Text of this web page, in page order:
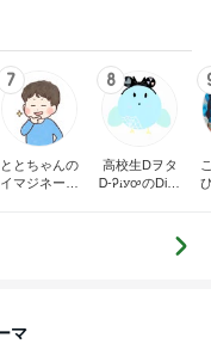
7
ととちゃんの
イマジネーシ
8
高校生Dヲタ
Ꭰ-ᎮꭵꭹꭴのDisn
マ